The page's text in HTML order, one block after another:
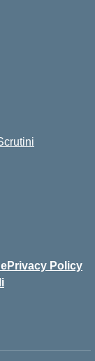
Privacy Policy